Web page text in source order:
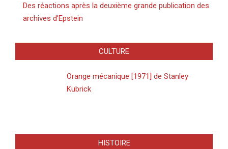
Des réactions après la deuxième grande publication des
archives d’Epstein
CULTURE
Orange mécanique [1971] de Stanley
Kubrick
HISTOIRE